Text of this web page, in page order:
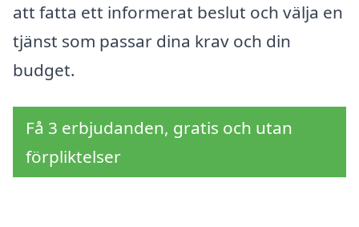
att fatta ett informerat beslut och välja en
tjänst som passar dina krav och din
budget.
Få 3 erbjudanden, gratis och utan
förpliktelser